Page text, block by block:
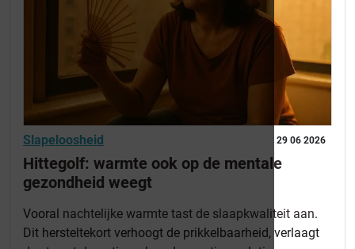
29 06 2026
Slapeloosheid
Hittegolf: warmte ook op de mentale
gezondheid weegt
Vooral nachtelijke warmte tast de slaapkwaliteit aan.
Dit hersteltekort verhoogt de prikkelbaarheid, verlaagt